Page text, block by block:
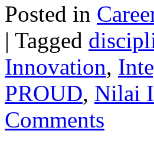
Posted in
| Tagged
Innovation,
PROUD, Nilai
Comments